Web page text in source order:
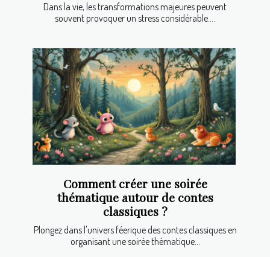
Dans la vie, les transformations majeures peuvent
souvent provoquer un stress considérable....
Comment créer une soirée
thématique autour de contes
classiques ?
Plongez dans l'univers féerique des contes classiques en
organisant une soirée thématique...